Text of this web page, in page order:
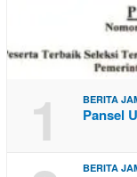
1 BERITA
Pansel
BERITA